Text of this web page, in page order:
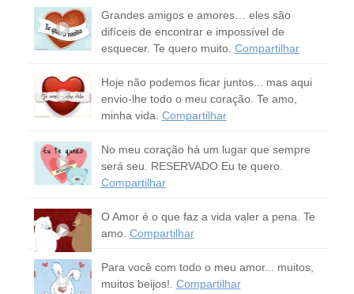
Grandes amigos e amores… eles são
difíceis de encontrar e impossível de
esquecer. Te quero muito. Compartilhar
Hoje não podemos ficar juntos... mas aqui
envio-lhe todo o meu coração. Te amo,
minha vida. Compartilhar
No meu coração há um lugar que sempre
será seu. RESERVADO Eu te quero.
Compartilhar
O Amor é o que faz a vida valer a pena. Te
amo. Compartilhar
Para você com todo o meu amor... muitos,
muitos beijos!. Compartilhar